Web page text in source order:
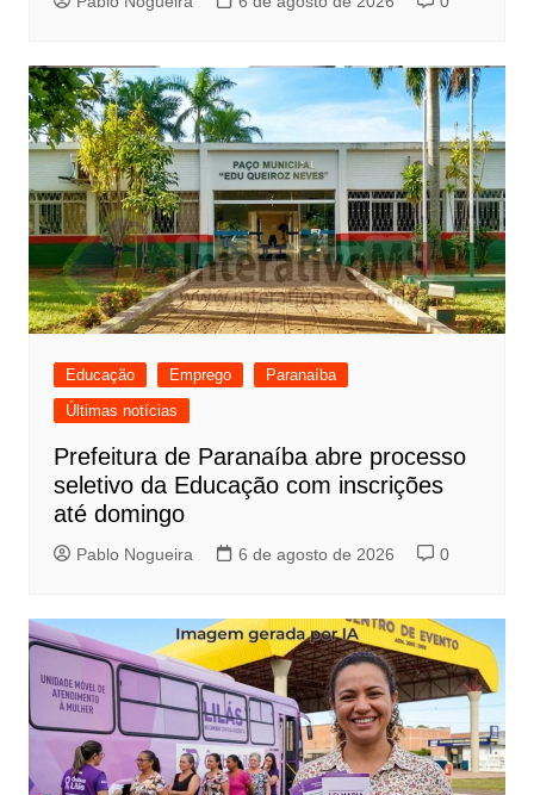
Educação Emprego
Paranaíba
Últimas notícias
Prefeitura de Paranaíba abre processo
seletivo da Educação com inscrições
até domingo
Pablo Nogueira 6 de agosto de 2026 0